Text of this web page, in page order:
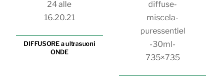
DIFFUSORE a ultrasuoni
ONDE